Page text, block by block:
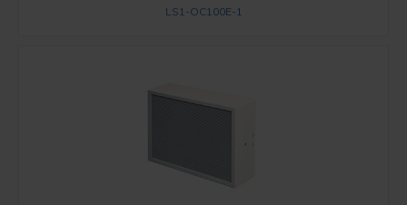
LS1-OC100E-1